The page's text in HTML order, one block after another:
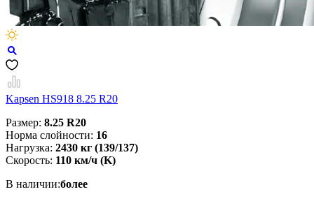
Kapsen HS918 8.25 R20
Размер: 8.25 R20
Норма слойности: 16
Нагрузка: 2430 кг (139/137)
Скорость: 110 км/ч (K)
В наличии:более